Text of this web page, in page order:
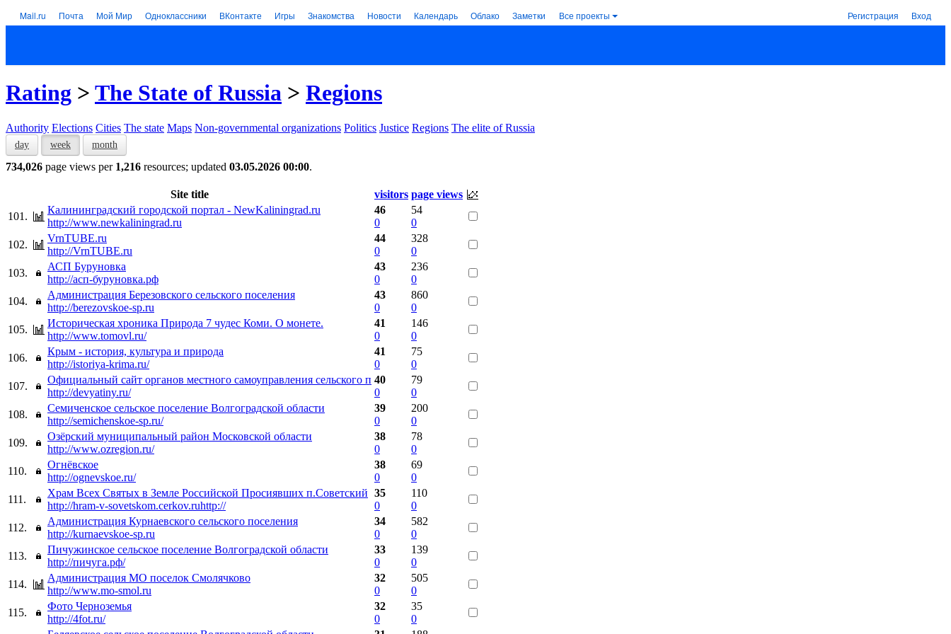
Mail.ru Почта Мой Мир Одноклассники ВКонтакте Игры Знакомства Новости Календарь Облако Заметки Все проекты Регистрация Вход
Rating > The State of Russia > Regions
Authority Elections Cities The state Maps Non-governmental organizations Politics Justice Regions The elite of Russia
day week month
734,026 page views per 1,216 resources; updated 03.05.2026 00:00.
Site title visitors page views
101.
Калининградский городской портал - NewKaliningrad.ru
http://www.newkaliningrad.ru
46
0
54
0
102.
VrnTUBE.ru
http://VrnTUBE.ru
44
0
328
0
103.
АСП Буруновка
http://асп-буруновка.рф
43
0
236
0
104.
Администрация Березовского сельского поселения
http://berezovskoe-sp.ru
43
0
860
0
105.
Историческая хроника Природа 7 чудес Коми. О монете.
http://www.tomovl.ru/
41
0
146
0
106.
Крым - история, культура и природа
http://istoriya-krima.ru/
41
0
75
0
107.
Официальный сайт органов местного самоуправления сельского п
http://devyatiny.ru/
40
0
79
0
108.
Семиченское сельское поселение Волгоградской области
http://semichenskoe-sp.ru/
39
0
200
0
109.
Озёрский муниципальный район Московской области
http://www.ozregion.ru/
38
0
78
0
110.
Огнёвское
http://ognevskoe.ru/
38
0
69
0
111.
Храм Всех Святых в Земле Российской Просиявших п.Советский
http://hram-v-sovetskom.cerkov.ruhttp://
35
0
110
0
112.
Администрация Курнаевского сельского поселения
http://kurnaevskoe-sp.ru
34
0
582
0
113.
Пичужинское сельское поселение Волгоградской области
http://пичуга.рф/
33
0
139
0
114.
Администрация МО поселок Смолячково
http://www.mo-smol.ru
32
0
505
0
115.
Фото Черноземья
http://4fot.ru/
32
0
35
0